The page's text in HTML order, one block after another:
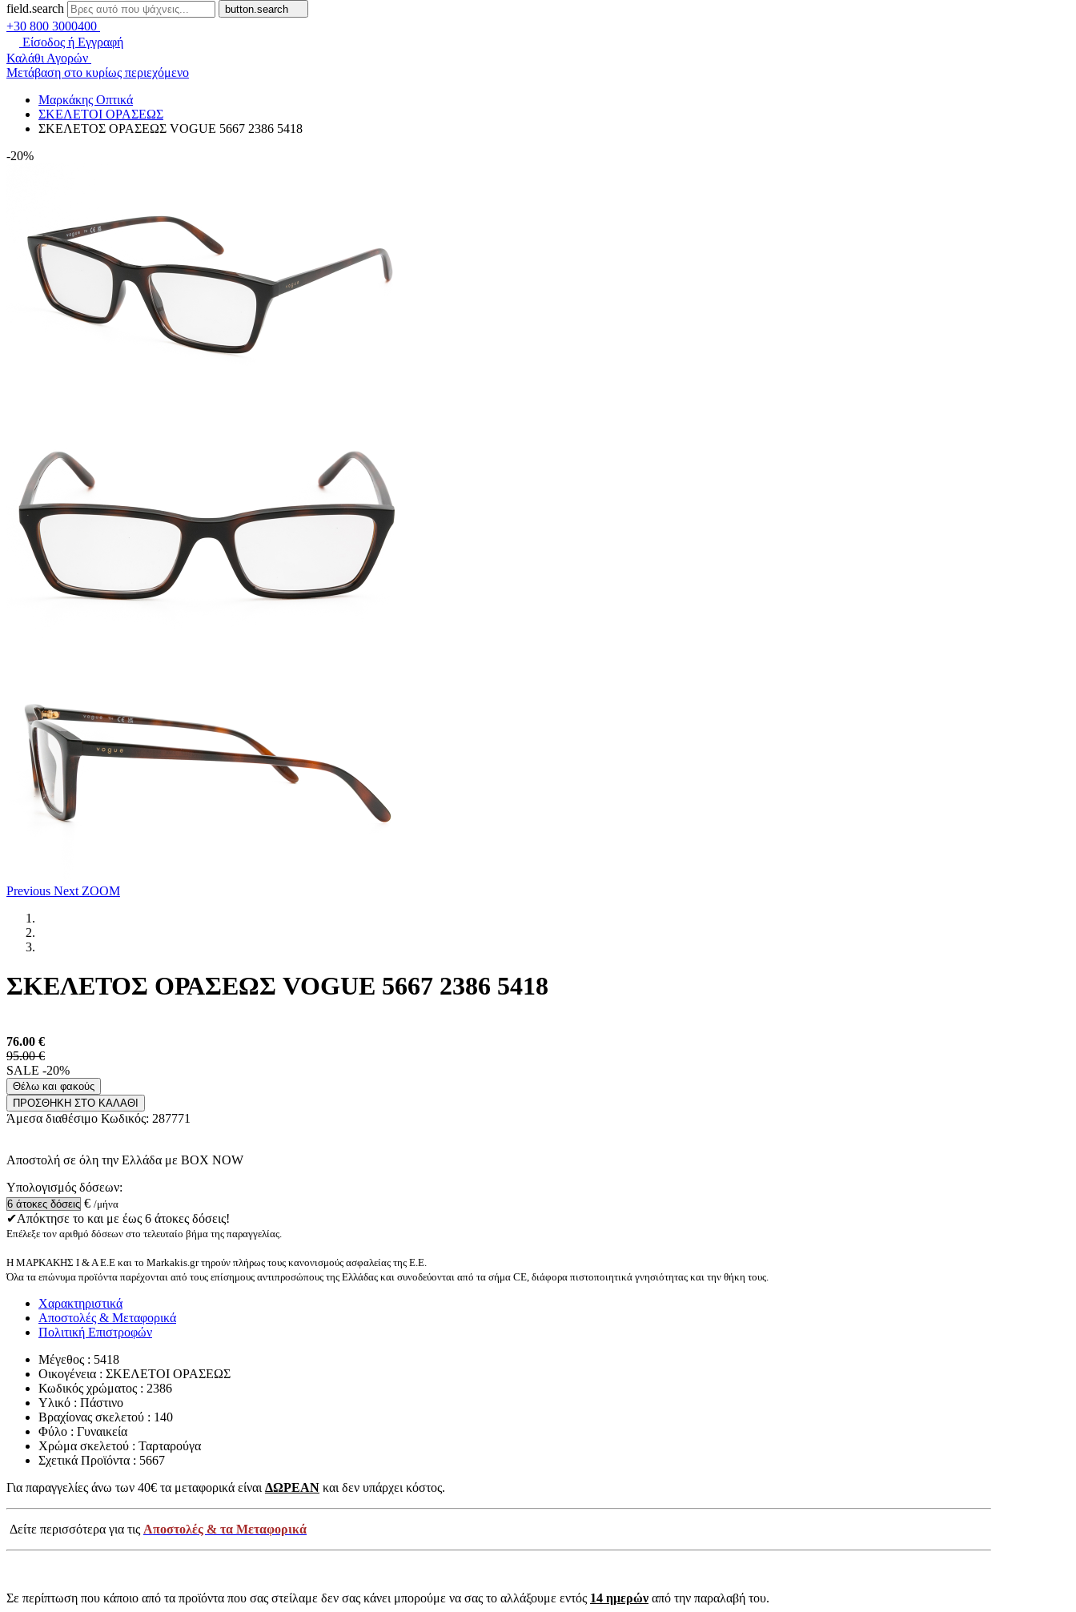
field.search button.search
+30 800 3000400
Είσοδος ή Εγγραφή
Καλάθι Αγορών
Μετάβαση στο κυρίως περιεχόμενο
Μαρκάκης Οπτικά
ΣΚΕΛΕΤΟΙ ΟΡΑΣΕΩΣ
ΣΚΕΛΕΤΟΣ ΟΡΑΣΕΩΣ VOGUE 5667 2386 5418
-20%
Previous Next ZOOM
ΣΚΕΛΕΤΟΣ ΟΡΑΣΕΩΣ VOGUE 5667 2386 5418
76.00 €
95.00 €
SALE -20%
Θέλω και φακούς
ΠΡΟΣΘΗΚΗ ΣΤΟ ΚΑΛΑΘΙ
Άμεσα διαθέσιμο Κωδικός: 287771
Αποστολή σε όλη την Ελλάδα με BOX NOW
Υπολογισμός δόσεων:
€ /μήνα
✔Απόκτησε το και με έως 6 άτοκες δόσεις!
Επέλεξε τον αριθμό δόσεων στο τελευταίο βήμα της παραγγελίας.
Η ΜΑΡΚΑΚΗΣ Ι & Α Ε.Ε και το Markakis.gr τηρούν πλήρως τους κανονισμούς ασφαλείας της Ε.Ε.
Όλα τα επώνυμα προϊόντα παρέχονται από τους επίσημους αντιπροσώπους της Ελλάδας και συνοδεύονται από τα σήμα CE, διάφορα πιστοποιητικά γνησιότητας και την θήκη τους.
Χαρακτηριστικά
Αποστολές & Μεταφορικά
Πολιτική Επιστροφών
Μέγεθος : 5418
Οικογένεια : ΣΚΕΛΕΤΟΙ ΟΡΑΣΕΩΣ
Κωδικός χρώματος : 2386
Υλικό : Πάστινο
Βραχίονας σκελετού : 140
Φύλο : Γυναικεία
Χρώμα σκελετού : Ταρταρούγα
Σχετικά Προϊόντα : 5667
Για παραγγελίες άνω των 40€ τα μεταφορικά είναι ΔΩΡΕΑΝ και δεν υπάρχει κόστος.
Δείτε περισσότερα για τις Αποστολές & τα Μεταφορικά
Σε περίπτωση που κάποιο από τα προϊόντα που σας στείλαμε δεν σας κάνει μπορούμε να σας το αλλάξουμε εντός 14 ημερών από την παραλαβή του.